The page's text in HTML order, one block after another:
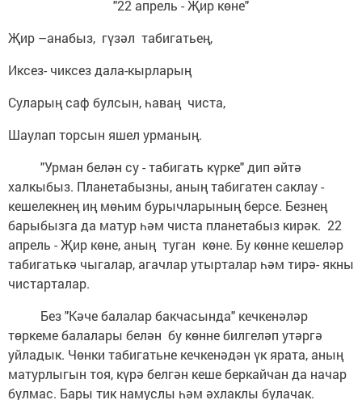
"22 апрель -Җир көне"
Җир –анабыз, гүзәл табигатьең,
Иксез- чиксез дала-кырларың
Суларың саф булсын, һаваң чиста,
Шаулап торсын яшел урманың.
"Урман белән су - табигать күрке" дип әйтә
халкыбыз. Планетабызны, аның табигатен саклау -
кешелекнең иң мөһим бурычларының берсе. Безнең
барыбызга да матур һәм чиста планетабыз кирәк. 22
апрель - Җир көне, аның туган көне. Бу көнне кешеләр
табигатькә чыгалар, агачлар утырталар һәм тирә- якны
чистарталар.
Без "Кәче балалар бакчасында" кечкенәләр
төркеме балалары белән бу көнне билгеләп утәргә
уйладык. Чөнки табигатьне кечкенәдән үк ярата, аның
матурлыгын тоя, күрә белгән кеше беркайчан да начар
булмас. Бары тик намуслы һәм әхлаклы булачак.